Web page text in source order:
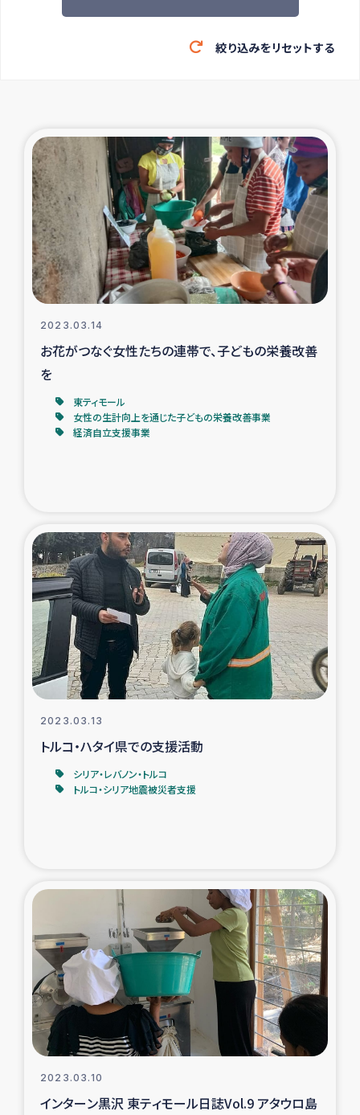
緊急救援の時代
東ティモール豪雨緊急支援
大雨による洪水被災者支援
カカオ生産者支援事業
シリア国内避難民・帰還民の生活再建支援
トルコにおけるシリア難民支援事業
インドネシア中部 スラウェシの地震・津波被災者支援
スリランカ ジャフナ県干物事業
スリランカの南北女性をつなぐサリー・リサイクル・プロ
ジェクト
復興支援事業
民際教育事業
ガザ人道支援
令和6年能登半島地震 緊急支援
タイ国境ミャンマー移民子ども支援
漁民によるマングローブ植林活動
レバノンでのシリア難民への食糧・越冬支援
レバノンにおける緊急支援
レバノンでのシリア難民への教育支援事業
絞り込みをリセットする
2023.03.14
お花がつなぐ女性たちの連帯で、子どもの栄養改善
を
東ティモール
女性の生計向上を通じた子どもの栄養改善事業
経済自立支援事業
2023.03.13
トルコ・ハタイ県での支援活動
シリア・レバノン・トルコ
トルコ・シリア地震被災者支援
2023.03.10
インターン黒沢 東ティモール日誌Vol.9 アタウロ島